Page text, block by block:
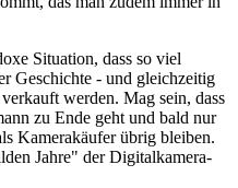
Situation, dass so viel
Geschichte - und gleichzeitig
werden. Mag sein, dass
zu Ende geht und bald nur
Kamerakäufer übrig bleiben.
Jahre" der Digitalkamera-